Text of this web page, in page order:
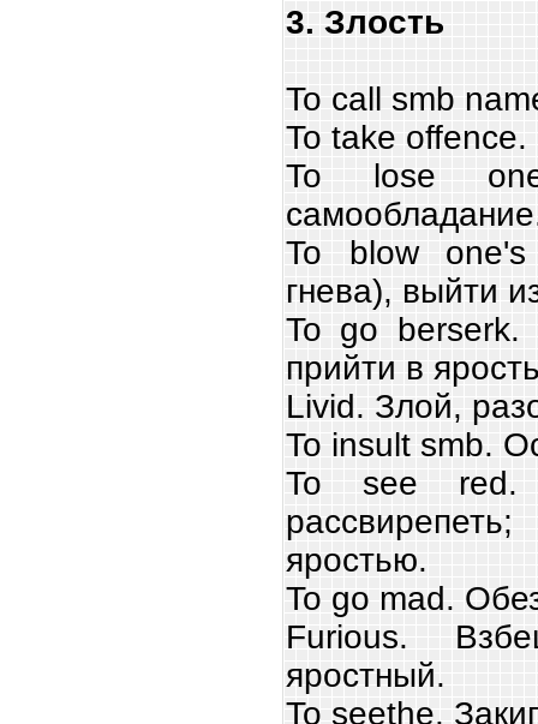
3. Злость
To call smb
To take
To lose
To blow one's
гнева), выйти
To go berserk.
прийти в
Livid. Злой,
To insult smb.
To see red.
яростью.
To go mad.
Furious.
яростный.
To seethe.